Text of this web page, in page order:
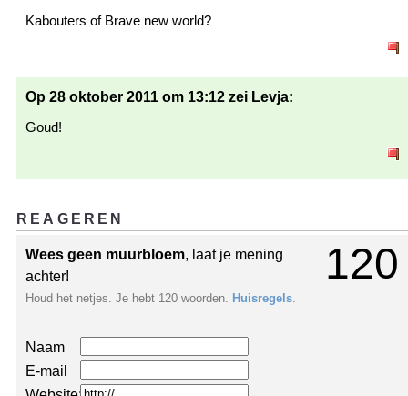
Kabouters of Brave new world?
Op 28 oktober 2011 om 13:12 zei Levja:
Goud!
REAGEREN
120
Wees geen muurbloem, laat je mening
achter!
Houd het netjes. Je hebt 120 woorden. Huisregels
Naam
E-mail